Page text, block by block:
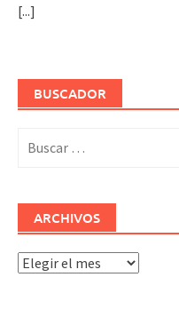
[...]
BUSCADOR
ARCHIVOS
Archivos